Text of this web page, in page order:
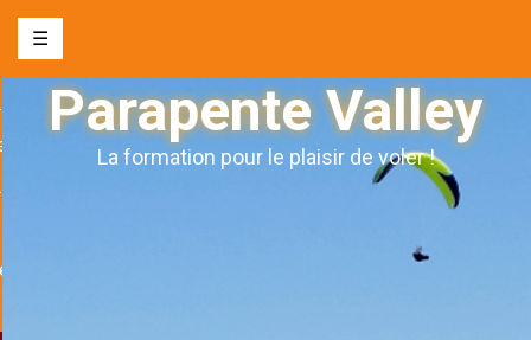
☰
Parapente Valley
La formation pour le plaisir de voler !